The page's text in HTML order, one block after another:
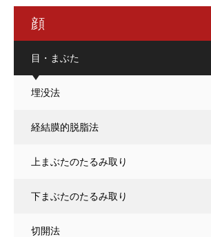
顔
目・まぶた
埋没法
経結膜的脱脂法
上まぶたのたるみ取り
下まぶたのたるみ取り
切開法